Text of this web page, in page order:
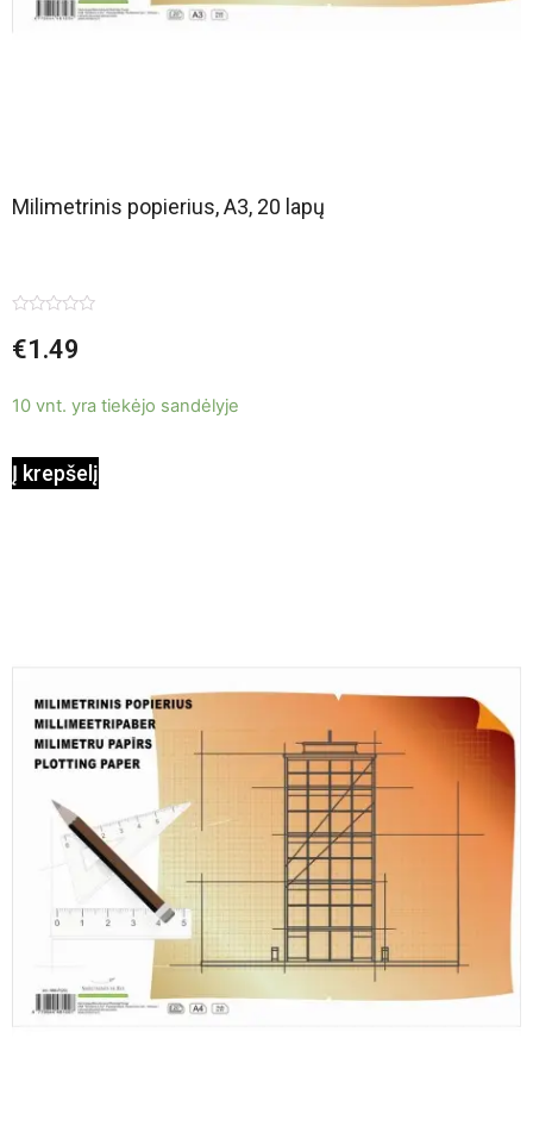
Milimetrinis popierius, A3, 20 lapų
0
iš
€1.49
10 vnt. yra tiekėjo sandėlyje
Į krepšelį